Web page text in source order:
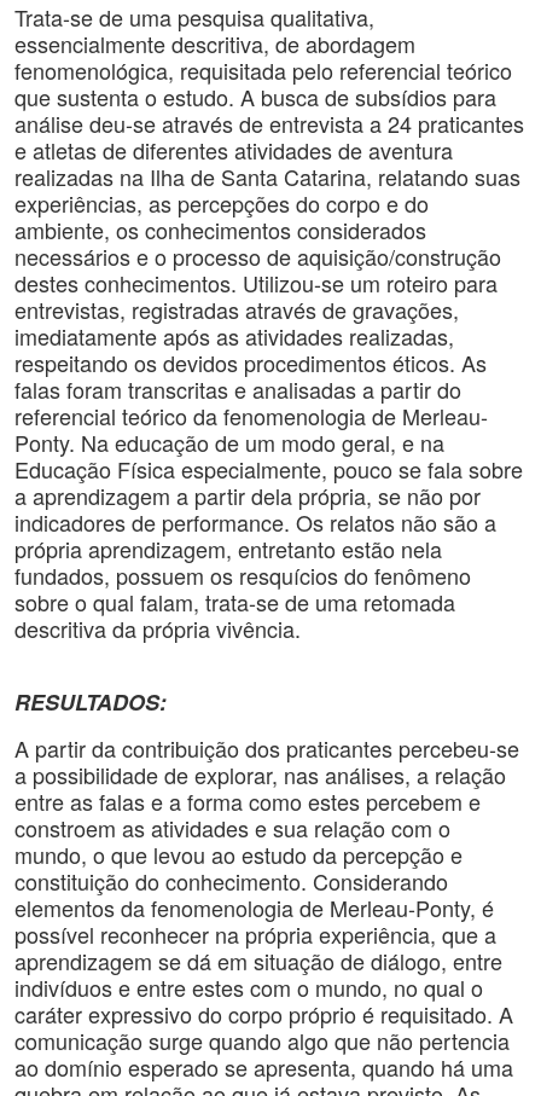
Trata-se de uma pesquisa qualitativa,
essencialmente descritiva, de abordagem
fenomenológica, requisitada pelo referencial teórico
que sustenta o estudo. A busca de subsídios para
análise deu-se através de entrevista a 24 praticantes
e atletas de diferentes atividades de aventura
realizadas na Ilha de Santa Catarina, relatando suas
experiências, as percepções do corpo e do
ambiente, os conhecimentos considerados
necessários e o processo de aquisição/construção
destes conhecimentos. Utilizou-se um roteiro para
entrevistas, registradas através de gravações,
imediatamente após as atividades realizadas,
respeitando os devidos procedimentos éticos. As
falas foram transcritas e analisadas a partir do
referencial teórico da fenomenologia de Merleau-
Ponty. Na educação de um modo geral, e na
Educação Física especialmente, pouco se fala sobre
a aprendizagem a partir dela própria, se não por
indicadores de performance. Os relatos não são a
própria aprendizagem, entretanto estão nela
fundados, possuem os resquícios do fenômeno
sobre o qual falam, trata-se de uma retomada
descritiva da própria vivência.
RESULTADOS:
A partir da contribuição dos praticantes percebeu-se
a possibilidade de explorar, nas análises, a relação
entre as falas e a forma como estes percebem e
constroem as atividades e sua relação com o
mundo, o que levou ao estudo da percepção e
constituição do conhecimento. Considerando
elementos da fenomenologia de Merleau-Ponty, é
possível reconhecer na própria experiência, que a
aprendizagem se dá em situação de diálogo, entre
indivíduos e entre estes com o mundo, no qual o
caráter expressivo do corpo próprio é requisitado. A
comunicação surge quando algo que não pertencia
ao domínio esperado se apresenta, quando há uma